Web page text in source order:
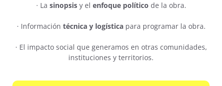
· La sinopsisy el enfoque político de la obra.
· Información técnica y logísticapara programar la obra.
· El impacto social que generamos en otras comunidades,
instituciones y territorios.